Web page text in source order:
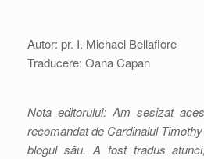
Autor: pr. I. Michael Bellafiore
Traducere: Oana Capan
Nota editorului: Am sesizat
recomandat de Cardinalul
blogul său. A fost tradus